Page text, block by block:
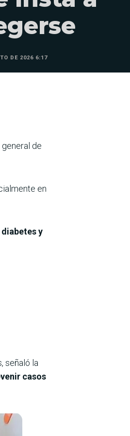
DE 2026 6:17
de
en
y
señaló la
casos